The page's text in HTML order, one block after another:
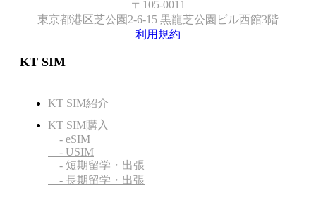
〒105-0011
東京都港区芝公園2-6-15 黒龍芝公園ビル西館3階
利用規約
KT SIM
KT SIM紹介
KT SIM購入
- eSIM
- USIM
- 短期留学・出張
- 長期留学・出張